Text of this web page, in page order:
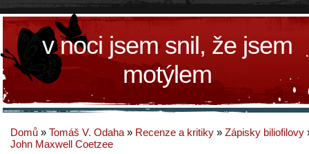
v noci jsem snil, že jsem
motýlem
Domů » Tomáš V. Odaha » Recenze a kritiky » Zápisky biliofilovy
John Maxwell Coetzee